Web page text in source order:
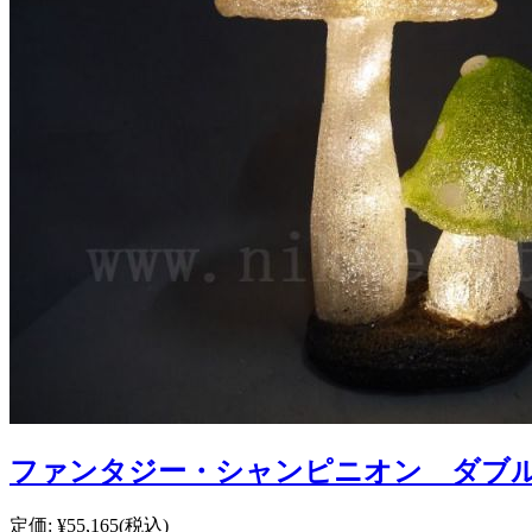
ファンタジー・シャンピニオン ダブ
定価: ¥55,165(税込)